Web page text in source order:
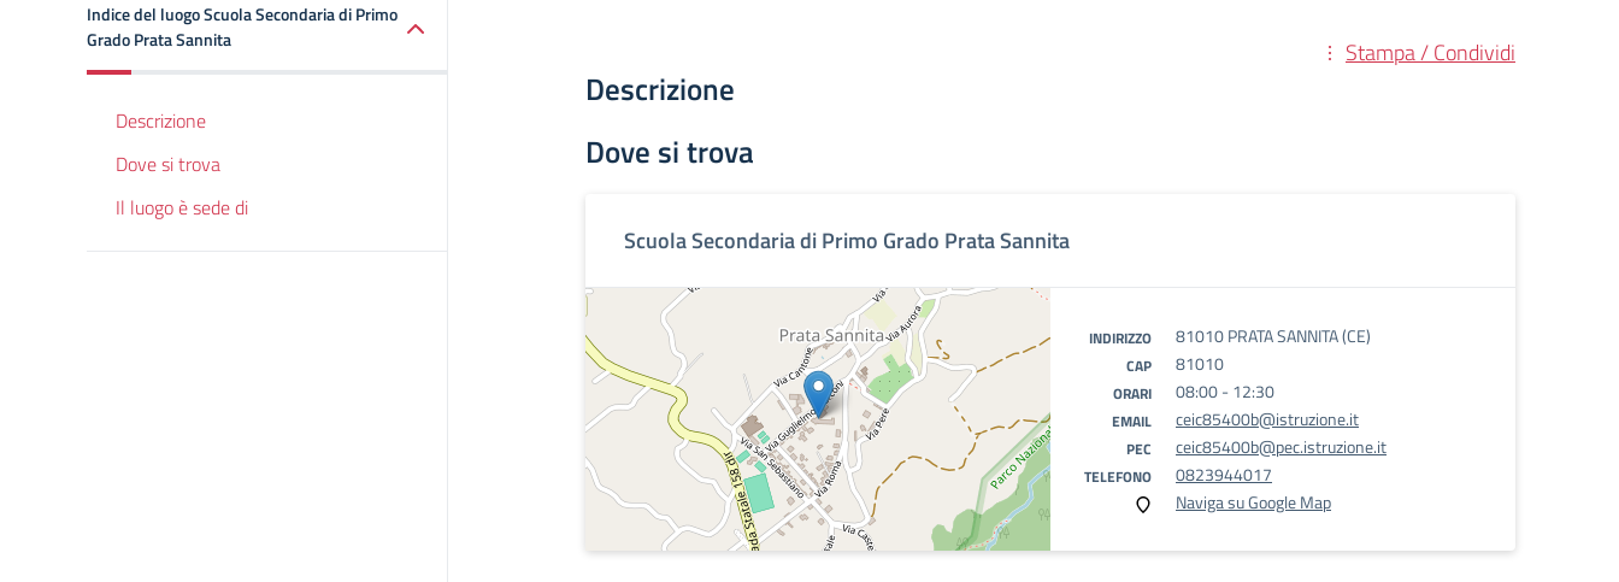
Indice del luogo Scuola Secondaria di Primo
Grado Prata Sannita
Descrizione
Dove si trova
Il luogo è sede di
Stampa / Condividi
Descrizione
Dove si trova
Scuola Secondaria di Primo Grado Prata Sannita
INDIRIZZO 81010 PRATA SANNITA (CE)
CAP 81010
ORARI 08:00 - 12:30
EMAIL ceic85400b@istruzione.it
PEC ceic85400b@pec.istruzione.it
TELEFONO
0823944017
Naviga su Google Map